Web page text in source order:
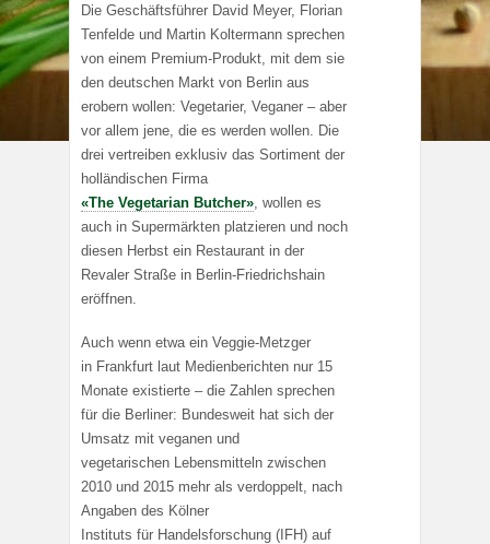
Die Geschäftsführer David Meyer, Florian
Tenfelde und Martin Koltermann sprechen
von einem Premium-Produkt, mit dem sie
den deutschen Markt von Berlin aus
erobern wollen: Vegetarier, Veganer – aber
vor allem jene, die es werden wollen. Die
drei vertreiben exklusiv das Sortiment der
holländischen Firma
«The Vegetarian Butcher» , wollen es
auch in Supermärkten platzieren und noch
diesen Herbst ein Restaurant in der
Revaler Straße in Berlin-Friedrichshain
eröffnen.
Auch wenn etwa ein Veggie-Metzger
in Frankfurt laut Medienberichten nur 15
Monate existierte – die Zahlen sprechen
für die Berliner: Bundesweit hat sich der
Umsatz mit veganen und
vegetarischen Lebensmitteln zwischen
2010 und 2015 mehr als verdoppelt, nach
Angaben des Kölner
Instituts für Handelsforschung (IFH) auf